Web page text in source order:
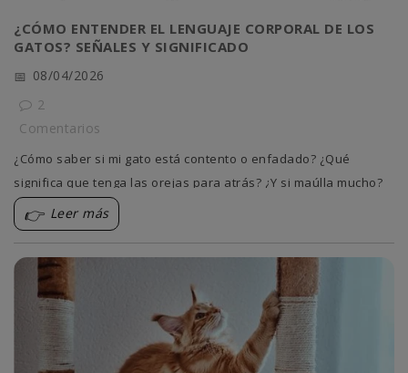
¿CÓMO ENTENDER EL LENGUAJE CORPORAL DE LOS
GATOS? SEÑALES Y SIGNIFICADO
08/04/2026
2
Comentarios
¿Cómo saber si mi gato está contento o enfadado? ¿Qué
significa que tenga las orejas para atrás? ¿Y si maúlla mucho?
Aprendemos a descifrar el lenguaje felino.
Leer más